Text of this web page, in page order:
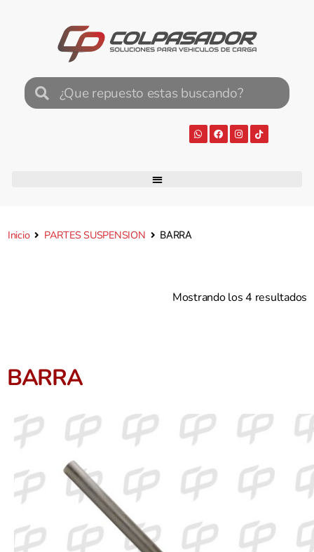
Inicio PARTES SUSPENSION BARRA
Mostrando los 4 resultados
BARRA